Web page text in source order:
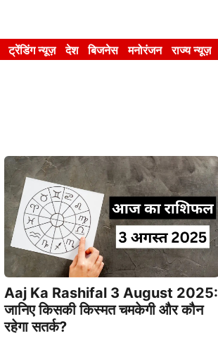
ट्रेंडिंग न्यूज़ देश बिजनेस मनोरंजन राज्य न्यूज़
Aaj Ka Rashifal 3 August 2025:
जानिए किसकी किस्मत चमकेगी और कौन
रहेगा सतर्क?